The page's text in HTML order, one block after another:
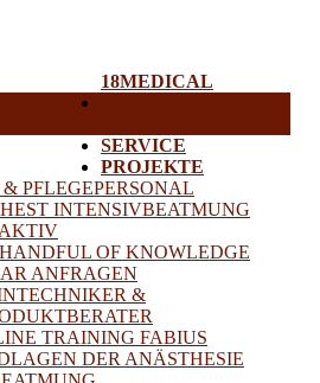
18MEDICAL
PFLEGEPERSONAL
INTENSIVBEATMUNG
OF KNOWLEDGE
ANFRAGEN
&
TRAINING FABIUS
DER ANÄSTHESIE
SERVICE
PROJEKTE